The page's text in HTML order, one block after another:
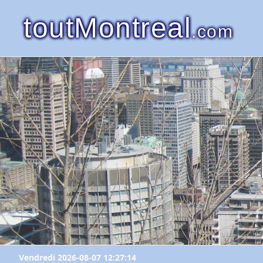
toutMontreal.com
Vendredi 2026-08-07 12:27:14